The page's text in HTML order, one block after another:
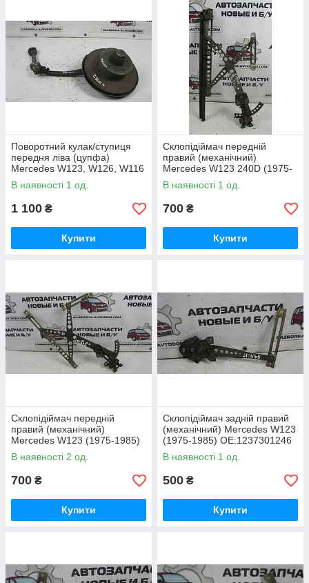
Поворотний кулак/ступиця
передня ліва (цупфа)
Mercedes W123, W126, W116
(1975-1986) OE:A1163304020
В наявності 1 од.
1 100 ₴
Купити
Склопідіймач передній
правий (механічний)
Mercedes W123 240D (1975-
1985) OE:1237202046
В наявності 1 од.
700 ₴
Купити
Склопідіймач передній
правий (механічний)
Mercedes W123 (1975-1985)
OE:1237202246
В наявності 2 од.
700 ₴
Купити
Склопідіймач задній правий
(механічний) Mercedes W123
(1975-1985) OE:1237301246
В наявності 1 од.
500 ₴
Купити